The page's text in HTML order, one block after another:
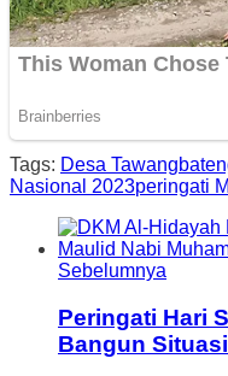
Tags: Desa
Nasional 2023peringati
Sebelumnya
Peringati Hari
Bangun